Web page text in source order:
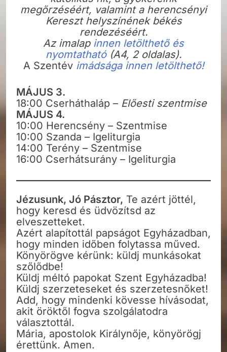
megőrzéséért, valamint a herencsényi
Kereszt helyszínének békés
rendezéséért.
Az imalap innen letölthető és
nyomtatható(A4, 2 oldalas).
A Szentév imádsága innen letölthető!
MÁJUS 3.
18:00 Cserháthaláp – Előesti szentmise
MÁJUS 4.
10:00 Herencsény – Szentmise
10:00 Szanda – Igeliturgia
14:00 Terény – Szentmise
16:00 Cserhátsurány – Igeliturgia
Jézusunk, Jó Pásztor, Te azért jöttél,
hogy keresd és üdvözítsd az
elveszetteket.
Azért alapítottál papságot Egyházadban,
hogy minden időben folytassa műved.
Könyörögve kérünk: küldj munkásokat
szőlődbe!
Küldj méltó papokat Szent Egyházadba!
Küldj szerzeteseket és szerzetesnőket!
Add, hogy mindenki kövesse hívásodat,
akit öröktől fogva szolgálatodra
választottál.
Mária, apostolok Királynője, könyörögj
érettünk. Amen.